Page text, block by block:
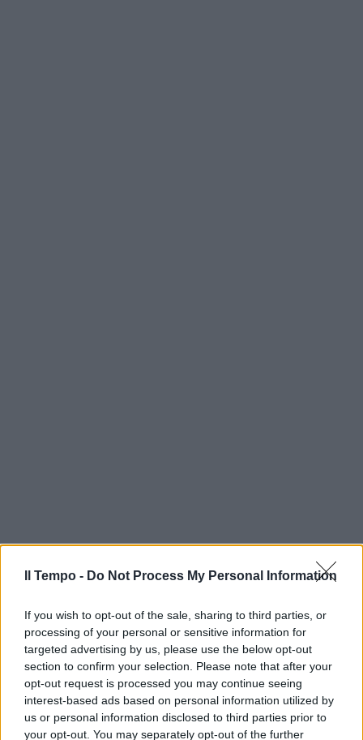
Il Tempo - Do Not Process My Personal Information
If you wish to opt-out of the sale, sharing to third parties, or
processing of your personal or sensitive information for
targeted advertising by us, please use the below opt-out
section to confirm your selection. Please note that after your
opt-out request is processed you may continue seeing
interest-based ads based on personal information utilized by
us or personal information disclosed to third parties prior to
your opt-out. You may separately opt-out of the further